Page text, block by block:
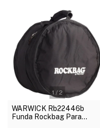
1 / 2
WARWICK Rb22446b
Funda Rockbag Para